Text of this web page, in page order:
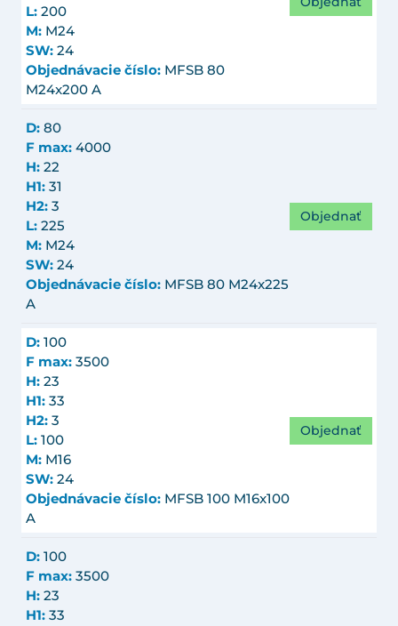
L: 200
M: M24
SW: 24
Objednávacie číslo: MFSB 80
M24x200 A
D: 80
F max: 4000
H: 22
H1: 31
H2: 3
L: 225
M: M24
SW: 24
Objednávacie číslo: MFSB 80 M24x225
A
Objednať
D: 100
F max: 3500
H: 23
H1: 33
H2: 3
L: 100
M: M16
SW: 24
Objednávacie číslo: MFSB 100 M16x100
A
Objednať
D: 100
F max: 3500
H: 23
H1: 33